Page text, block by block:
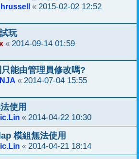
« 2015-02-02 12:52
玩
« 2014-09-14 01:59
能由管理員修改嗎?
« 2014-07-04 15:55
使用
« 2014-04-22 10:30
模組無法使用
« 2014-04-21 18:14